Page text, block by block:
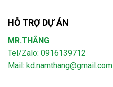
HỖ TRỢ DỰ ÁN
MR.THẮNG
Tel/Zalo: 0916139712
Mail: kd.namthang@gmail.com